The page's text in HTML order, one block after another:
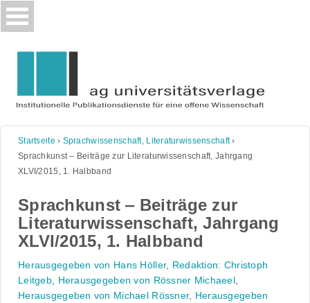
Skip
to
Startseite › Sprachwissenschaft, Literaturwissenschaft›
Sprachkunst ‒ Beiträge zur Literaturwissenschaft, Jahrgang
XLVI/2015, 1. Halbband
Sprachkunst ‒ Beiträge zur
Literaturwissenschaft, Jahrgang
XLVI/2015, 1. Halbband
Herausgegeben von Hans Höller, Redaktion: Christoph
Leitgeb, Herausgegeben von Rössner Michaeel,
Herausgegeben von Michael Rössner, Herausgegeben